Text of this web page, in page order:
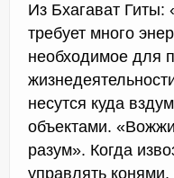
Из Бхагават Гиты:
требует много
необходимое для
несутся куда
объектами.
разум». Когда
управлять